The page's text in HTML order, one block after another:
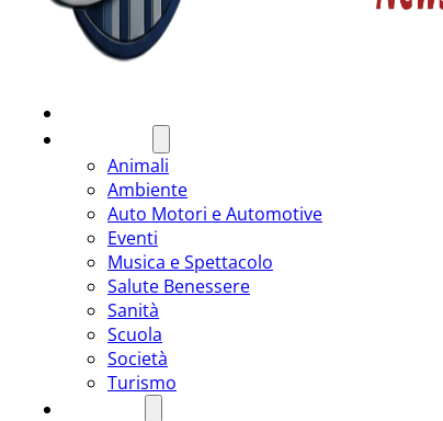
Animali
Ambiente
Auto Motori e Automotive
Eventi
Musica e Spettacolo
Salute Benessere
Sanità
Scuola
Società
Turismo